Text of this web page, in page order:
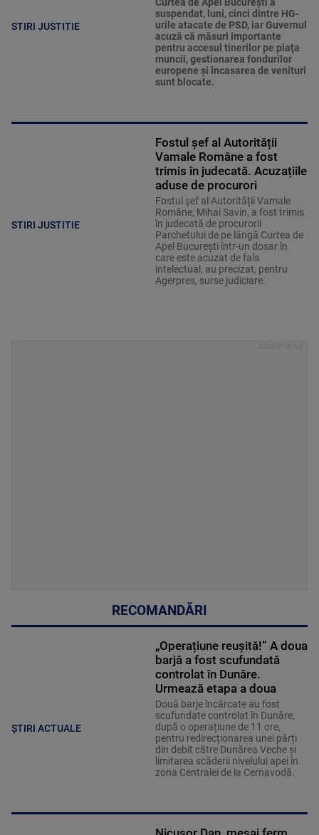
STIRI JUSTITIE
suspendat, luni, cinci dintre HG-
urile atacate de PSD, iar Guvernul
acuză că măsuri importante
pentru accesul tinerilor pe piaţa
muncii, gestionarea fondurilor
europene şi încasarea de venituri
sunt blocate.
STIRI JUSTITIE
Fostul șef al Autorității
Vamale Române a fost
trimis în judecată. Acuzațiile
aduse de procurori
Fostul șef al Autorității Vamale
Române, Mihai Savin, a fost trimis
în judecată de procurorii
Parchetului de pe lângă Curtea de
Apel București într-un dosar în
care este acuzat de fals
intelectual, au precizat, pentru
Agerpres, surse judiciare.
RECOMANDĂRI
ȘTIRI ACTUALE
„Operațiune reușită!” A doua
barjă a fost scufundată
controlat în Dunăre.
Urmează etapa a doua
Două barje încărcate au fost
scufundate controlat în Dunăre,
după o operațiune de 11 ore,
pentru redirecționarea unei părți
din debit către Dunărea Veche și
limitarea scăderii nivelului apei în
zona Centralei de la Cernavodă.